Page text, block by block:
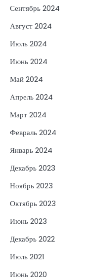
Сентябрь 2024
Август 2024
Июль 2024
Июнь 2024
Май 2024
Апрель 2024
Март 2024
Февраль 2024
Январь 2024
Декабрь 2023
Ноябрь 2023
Октябрь 2023
Июнь 2023
Декабрь 2022
Июль 2021
Июнь 2020